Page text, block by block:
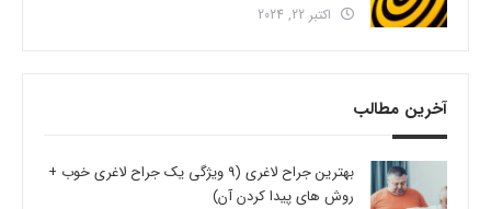
اکتبر 22, 2024
آخرین مطالب
بهترین جراح لاغری (9 ویژگی یک جراح لاغری خوب +
روش های پیدا کردن آن)